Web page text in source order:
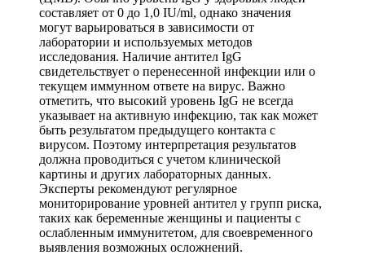
составляет от 0 до 1,0 IU/ml, однако значения
могут варьироваться в зависимости от
лаборатории и используемых методов
исследования. Наличие антител IgG
свидетельствует о перенесенной инфекции или о
текущем иммунном ответе на вирус. Важно
отметить, что высокий уровень IgG не всегда
указывает на активную инфекцию, так как может
быть результатом предыдущего контакта с
вирусом. Поэтому интерпретация результатов
должна проводиться с учетом клинической
картины и других лабораторных данных.
Эксперты рекомендуют регулярное
мониторирование уровней антител у групп риска,
таких как беременные женщины и пациенты с
ослабленным иммунитетом, для своевременного
выявления возможных осложнений.